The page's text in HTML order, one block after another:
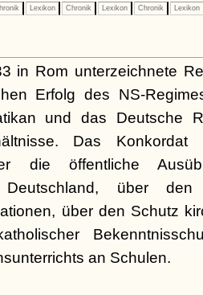
Lexikon Chronik Lexikon Chronik Lexikon
in Rom unterzeichnete
Erfolg des NS-
und das Deutsche
Das
die öffentliche
über den
über den Schutz
an Schulen.